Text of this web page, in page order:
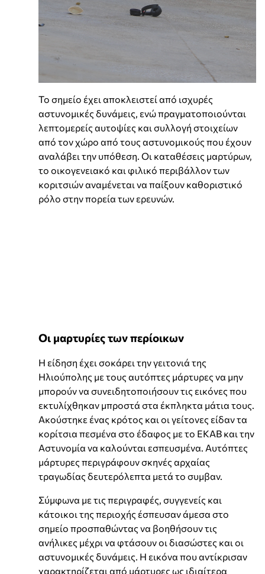
Το σημείο έχει αποκλειστεί από ισχυρές
αστυνομικές δυνάμεις, ενώ πραγματοποιούνται
λεπτομερείς αυτοψίες και συλλογή στοιχείων
από τον χώρο από τους αστυνομικούς που έχουν
αναλάβει την υπόθεση. Οι καταθέσεις μαρτύρων,
το οικογενειακό και φιλικό περιβάλλον των
κοριτσιών αναμένεται να παίξουν καθοριστικό
ρόλο στην πορεία των ερευνών.
Οι μαρτυρίες των περίοικων
Η είδηση έχει σοκάρει την γειτονιά της
Ηλιούπολης με τους αυτόπτες μάρτυρες να μην
μπορούν να συνειδητοποιήσουν τις εικόνες που
εκτυλίχθηκαν μπροστά στα έκπληκτα μάτια τους.
Ακούστηκε ένας κρότος και οι γείτονες είδαν τα
κορίτσια πεσμένα στο έδαφος με το ΕΚΑΒ και την
Αστυνομία να καλούνται εσπευσμένα. Αυτόπτες
μάρτυρες περιγράφουν σκηνές αρχαίας
τραγωδίας δευτερόλεπτα μετά το συμβαν.
Σύμφωνα με τις περιγραφές, συγγενείς και
κάτοικοι της περιοχής έσπευσαν άμεσα στο
σημείο προσπαθώντας να βοηθήσουν τις
ανήλικες μέχρι να φτάσουν οι διασώστες και οι
αστυνομικές δυνάμεις. Η εικόνα που αντίκρισαν
χαρακτηρίζεται από μάρτυρες ως ιδιαίτερα